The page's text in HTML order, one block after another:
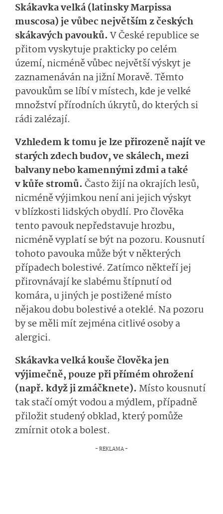
Skákavka velká (latinsky Marpissa
muscosa) je vůbec největším z českých
skákavých pavouků. V České republice se
přitom vyskytuje prakticky po celém
území, nicméně vůbec největší výskyt je
zaznamenáván na jižní Moravě. Těmto
pavoukům se líbí v místech, kde je velké
množství přírodních úkrytů, do kterých si
rádi zalézají.
Vzhledem k tomu je lze přirozeně najít ve
starých zdech budov, ve skálech, mezi
balvany nebo kamennými zdmi a také
v kůře stromů. Často žijí na okrajích lesů,
nicméně výjimkou není ani jejich výskyt
v blízkosti lidských obydlí. Pro člověka
tento pavouk nepředstavuje hrozbu,
nicméně vyplatí se být na pozoru. Kousnutí
tohoto pavouka může být v některých
případech bolestivé. Zatímco někteří jej
přirovnávají ke slabému štípnutí od
komára, u jiných je postižené místo
nějakou dobu bolestivé a oteklé. Na pozoru
by se měli mít zejména citlivé osoby a
alergici.
Skákavka velká kouše člověka jen
výjimečně, pouze při přímém ohrožení
(např. když ji zmáčknete). Místo kousnutí
tak stačí omýt vodou a mýdlem, případně
přiložit studený obklad, který pomůže
zmírnit otok a bolest.